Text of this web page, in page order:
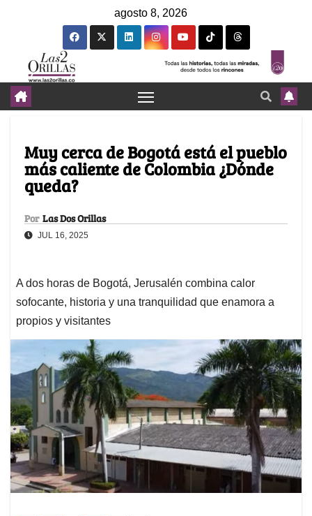
agosto 8, 2026
Muy cerca de Bogotá está el pueblo
más caliente de Colombia ¿Dónde
queda?
Por Las Dos Orillas
JUL 16, 2025
A dos horas de Bogotá, Jerusalén combina calor
sofocante, historia y una tranquilidad que enamora a
propios y visitantes